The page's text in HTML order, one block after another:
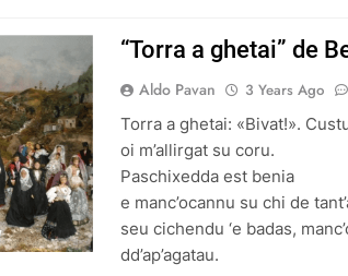
“Torra a ghetai” de
Aldo Pavan 3 Years Ago
Torra a ghetai: «Bivat!».
oi m’allirgat su coru.
Paschixedda est benia
e manc’ocannu su chi de
seu cichendu ‘e badas,
dd’ap’agatau.